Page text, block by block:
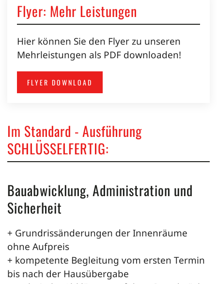
Flyer: Mehr Leistungen
Hier können Sie den Flyer zu unseren
Mehrleistungen als PDF downloaden!
FLYER DOWNLOAD
Im Standard - Ausführung
SCHLÜSSELFERTIG:
Bauabwicklung, Administration und
Sicherheit
+ Grundrissänderungen der Innenräume
ohne Aufpreis
+ kompetente Begleitung vom ersten Termin
bis nach der Hausübergabe